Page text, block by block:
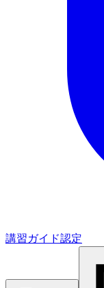
講習ガイド認定